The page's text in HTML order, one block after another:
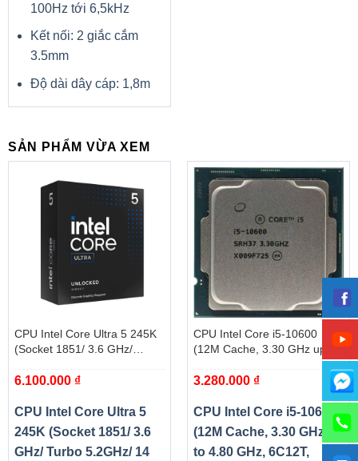
100Hz tới 6,5kHz
Kết nối: 2 giắc cắm
3.5mm
Độ dài dây cáp: 1,8m
SẢN PHẨM VỪA XEM
CPU Intel Core Ultra 5 245K
(Socket 1851/ 3.6 GHz/
Threads/ Cache 24MB) – Box
6.100.000 ₫
CPU Intel Core Ultra 5
245K (Socket 1851/ 3.6
GHz/ Turbo 5.2GHz/ 14
CPU Intel Core i5-10600
(12M Cache, 3.30 GHz up to
1200, Comet Lake-S) – Tray
3.280.000 ₫
CPU Intel Core i5-10600
(12M Cache, 3.30 GHz up
to 4.80 GHz, 6C12T,